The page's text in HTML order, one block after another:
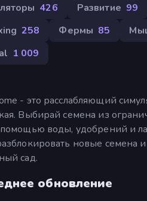
426 Развитие 99
258 Фермы 85
1 009
- это расслабляющий
Выбирай семена из
воды, удобрений и
новые семена
сад.
обновление